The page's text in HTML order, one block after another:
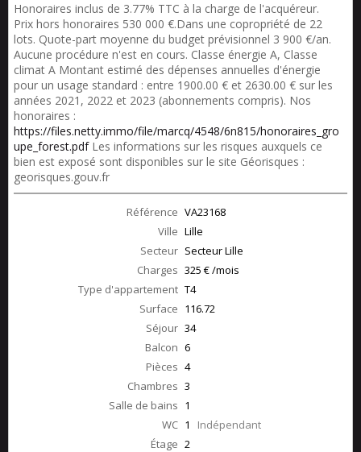
Honoraires inclus de 3.77% TTC à la charge de l'acquéreur.
Prix hors honoraires 530 000 €.Dans une copropriété de 22
lots. Quote-part moyenne du budget prévisionnel 3 900 €/an.
Aucune procédure n'est en cours. Classe énergie A, Classe
climat A Montant estimé des dépenses annuelles d'énergie
pour un usage standard : entre 1900.00 € et 2630.00 € sur les
années 2021, 2022 et 2023 (abonnements compris). Nos
honoraires :
https://files.netty.immo/file/marcq/4548/6n815/honoraires_gro
upe_forest.pdfLes informations sur les risques auxquels ce
bien est exposé sont disponibles sur le site Géorisques :
georisques.gouv.fr
Référence VA23168
Ville Lille
Secteur Secteur Lille
Charges 325 € /mois
Type d'appartement T4
Surface 116.72
Séjour 34
Balcon 6
Pièces 4
Chambres 3
Salle de bains 1
WC 1 Indépendant
Étage 2